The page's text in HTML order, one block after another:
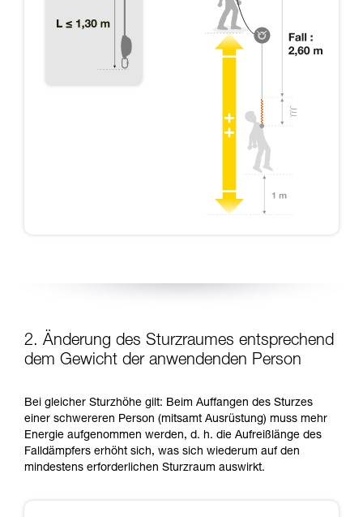
2. Änderung des Sturzraumes entsprechend
dem Gewicht der anwendenden Person
Bei gleicher Sturzhöhe gilt: Beim Auffangen des Sturzes
einer schwereren Person (mitsamt Ausrüstung) muss mehr
Energie aufgenommen werden, d. h. die Aufreißlänge des
Falldämpfers erhöht sich, was sich wiederum auf den
mindestens erforderlichen Sturzraum auswirkt.